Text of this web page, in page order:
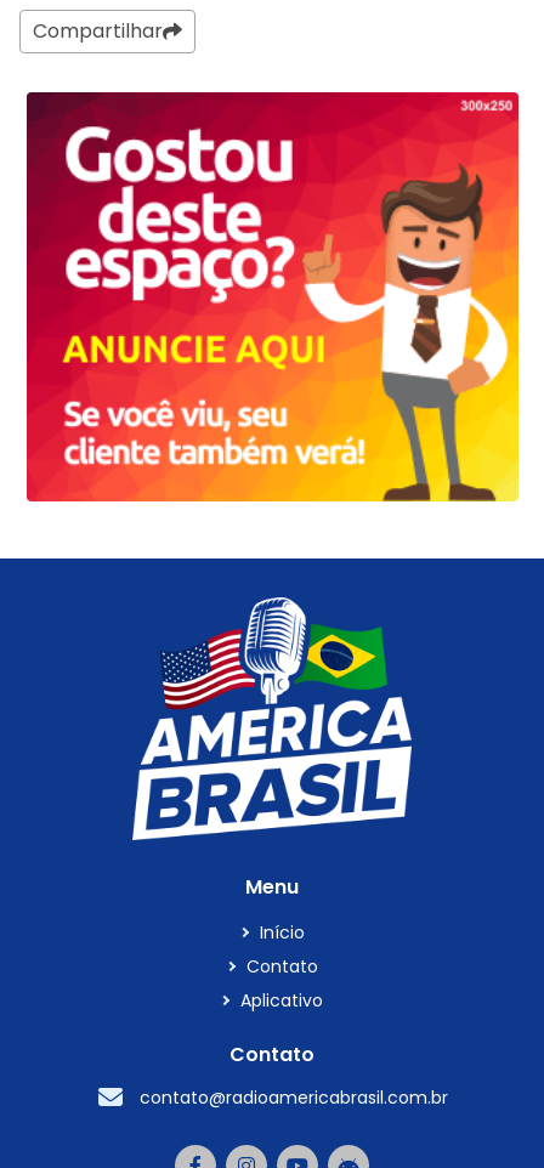
Compartilhar
Menu
Início
Contato
Aplicativo
Contato
contato@radioamericabrasil.com.br